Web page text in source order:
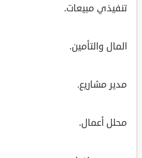
تنفيذي مبيعات.
المال والتأمين.
مدير مشاريع.
محلل أعمال.